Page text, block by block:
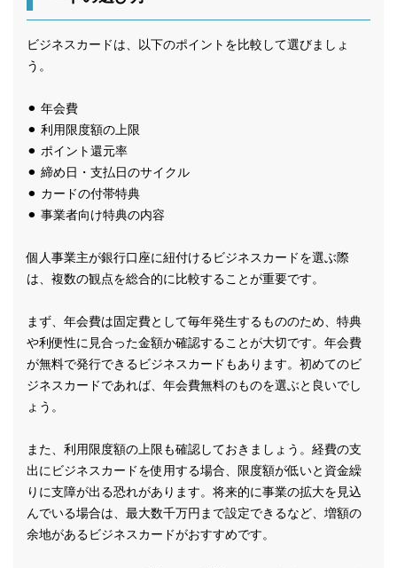
ビジネスカードは、以下のポイントを比較して選びましょ
う。
⚫︎ 年会費
⚫︎ 利用限度額の上限
⚫︎ ポイント還元率
⚫︎ 締め日・支払日のサイクル
⚫︎ カードの付帯特典
⚫︎ 事業者向け特典の内容
個人事業主が銀行口座に紐付けるビジネスカードを選ぶ際
は、複数の観点を総合的に比較することが重要です。
まず、年会費は固定費として毎年発生するもののため、特典
や利便性に見合った金額か確認することが大切です。年会費
が無料で発行できるビジネスカードもあります。初めてのビ
ジネスカードであれば、年会費無料のものを選ぶと良いでし
ょう。
また、利用限度額の上限も確認しておきましょう。経費の支
出にビジネスカードを使用する場合、限度額が低いと資金繰
りに支障が出る恐れがあります。将来的に事業の拡大を見込
んでいる場合は、最大数千万円まで設定できるなど、増額の
余地があるビジネスカードがおすすめです。